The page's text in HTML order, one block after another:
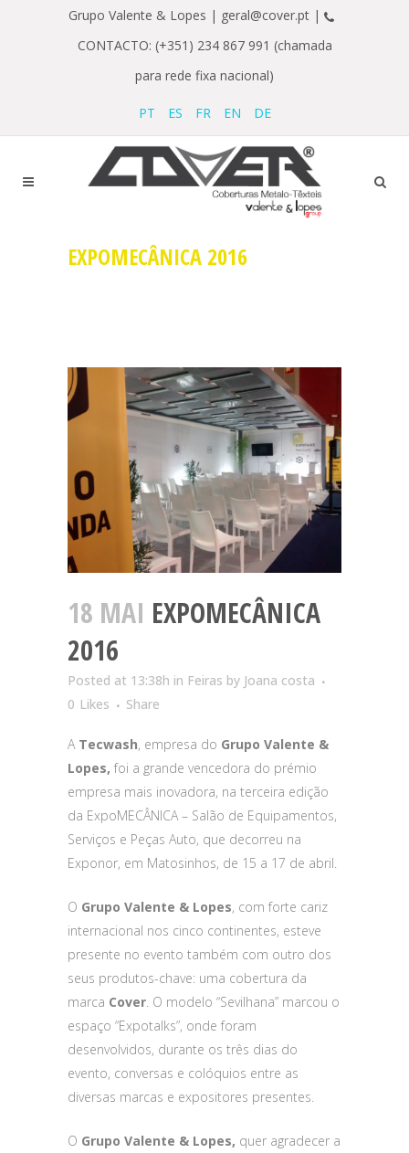
Grupo Valente & Lopes | geral@cover.pt |
CONTACTO: (+351) 234 867 991 (chamada
para rede fixa nacional)
PT ES FR EN DE
EXPOMECÂNICA 2016
18 MAI EXPOMECÂNICA
2016
Posted at 13:38h in Feiras by Joana costa
0 Likes Share
A Tecwash, empresa do Grupo Valente &
Lopes, foi a grande vencedora do prémio
empresa mais inovadora, na terceira edição
da ExpoMECÂNICA – Salão de Equipamentos,
Serviços e Peças Auto, que decorreu na
Exponor, em Matosinhos, de 15 a 17 de abril.
O Grupo Valente & Lopes, com forte cariz
internacional nos cinco continentes, esteve
presente no evento também com outro dos
seus produtos-chave: uma cobertura da
marca Cover. O modelo “Sevilhana” marcou o
espaço “Expotalks”, onde foram
desenvolvidos, durante os três dias do
evento, conversas e colóquios entre as
diversas marcas e expositores presentes.
O Grupo Valente & Lopes, quer agradecer a